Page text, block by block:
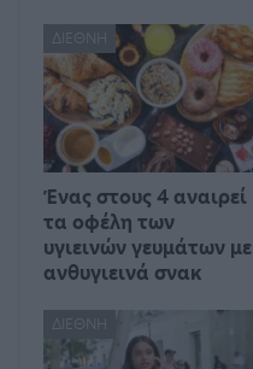
ΔΙΕΘΝΉ
Ένας στους 4 αναιρεί
τα οφέλη των
υγιεινών γευμάτων με
ανθυγιεινά σνακ
ΔΙΕΘΝΉ